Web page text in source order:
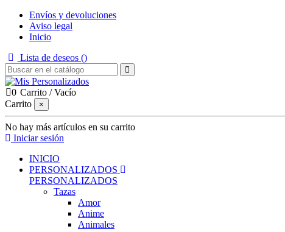
Envíos y devoluciones
Aviso legal
Inicio
Lista de deseos ()
0 Carrito /Vacío
Carrito
×
No hay más artículos en su carrito
Iniciar sesión
INICIO
PERSONALIZADOS
PERSONALIZADOS
Tazas
Amor
Anime
Animales